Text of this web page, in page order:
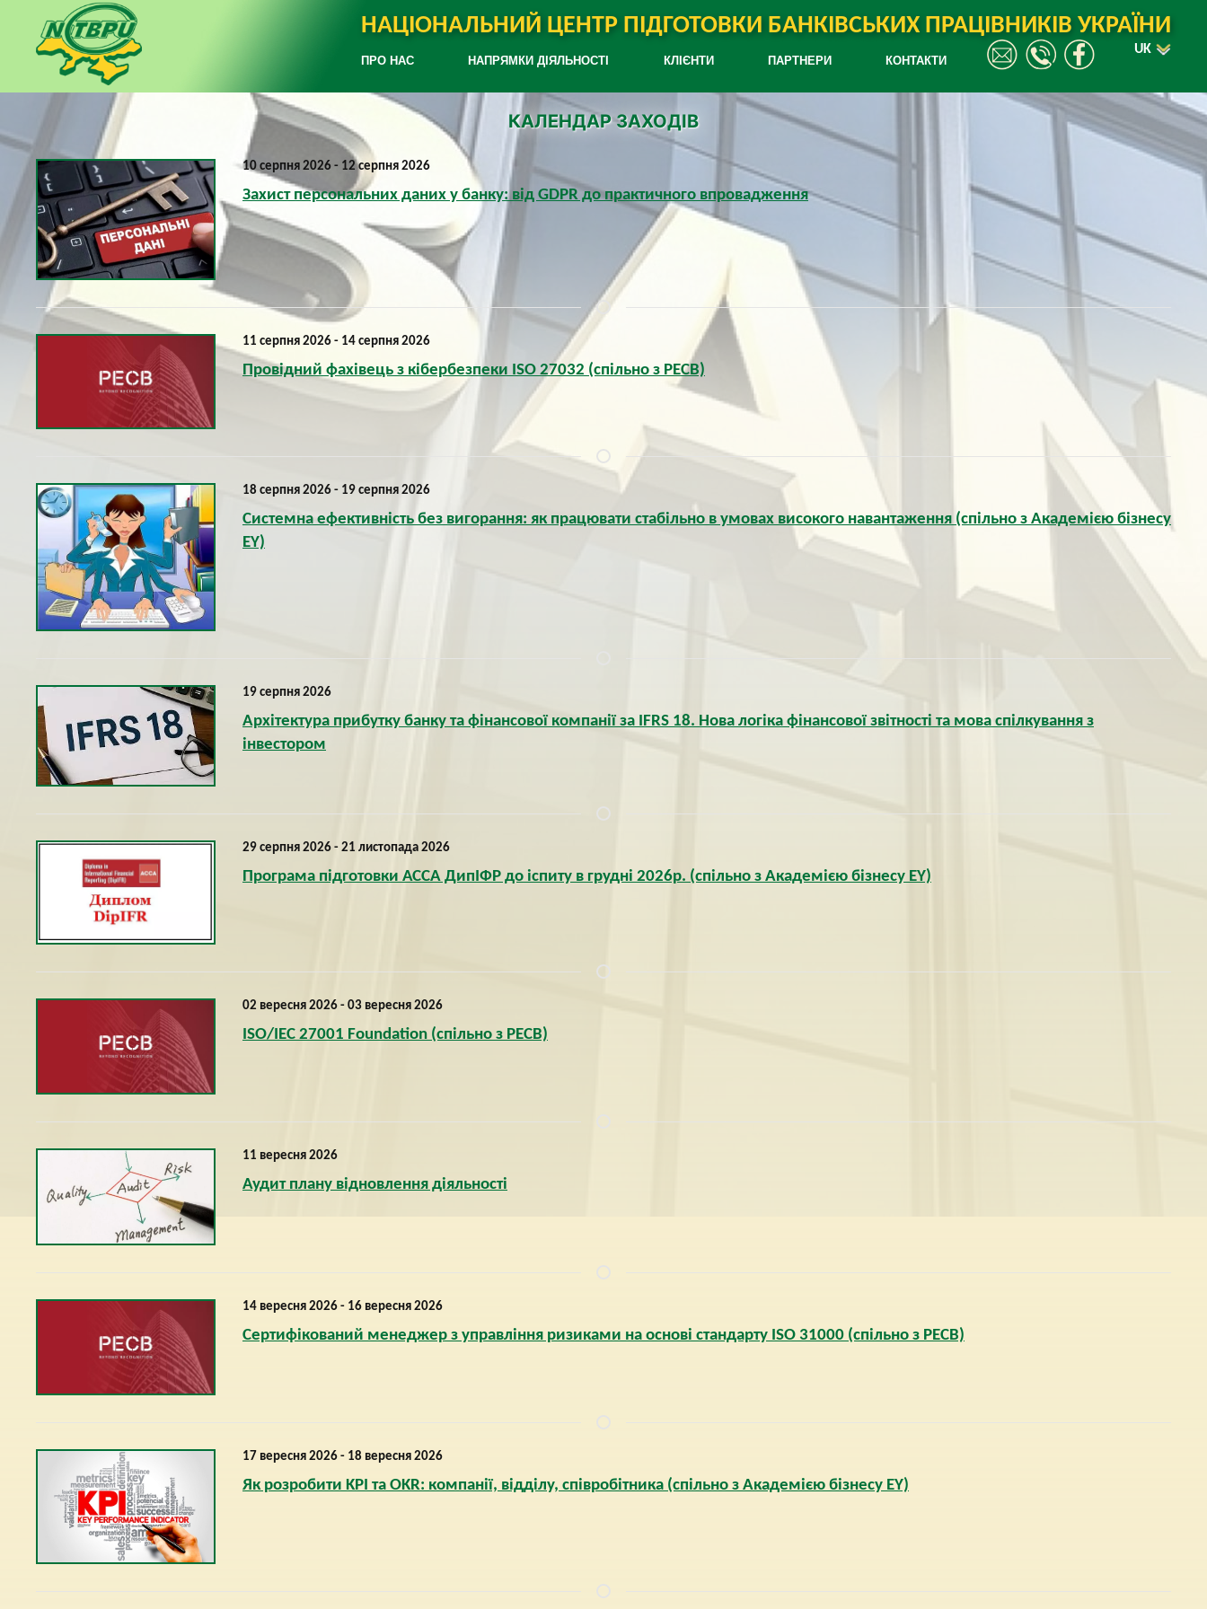
НАЦІОНАЛЬНИЙ ЦЕНТР ПІДГОТОВКИ БАНКІВСЬКИХ ПРАЦІВНИКІВ УКРАЇНИ
ПРО НАС НАПРЯМКИ ДІЯЛЬНОСТІ КЛІЄНТИ ПАРТНЕРИ КОНТАКТИ
UK
КАЛЕНДАР ЗАХОДІВ
10 серпня 2026 - 12 серпня 2026
Захист персональних даних у банку: від GDPR до практичного впровадження
11 серпня 2026 - 14 серпня 2026
Провідний фахівець з кібербезпеки ISO 27032 (спільно з PECB)
18 серпня 2026 - 19 серпня 2026
Системна ефективність без вигорання: як працювати стабільно в умовах високого навантаження (спільно з Академією бізнесу
EY)
19 серпня 2026
Архітектура прибутку банку та фінансової компанії за IFRS 18. Нова логіка фінансової звітності та мова спілкування з
інвестором
29 серпня 2026 - 21 листопада 2026
Програма підготовки АССА ДипІФР до іспиту в грудні 2026р. (спільно з Академією бізнесу EY)
02 вересня 2026 - 03 вересня 2026
ISO/IEC 27001 Foundation (спільно з PECB)
11 вересня 2026
Аудит плану відновлення діяльності
14 вересня 2026 - 16 вересня 2026
Сертифікований менеджер з управління ризиками на основі стандарту ISO 31000 (спільно з PECB)
17 вересня 2026 - 18 вересня 2026
Як розробити KPI та OKR: компанії, відділу, співробітника (спільно з Академією бізнесу EY)